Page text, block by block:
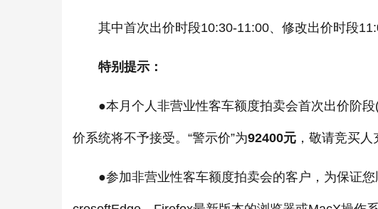
其中首次出价时段10:30-11:00、修改出价时段
特别提示：
●本月个人非营业性客车额度拍卖会首次出价阶段
价系统将不予接受。“警示价”为92400元 ，敬请竞买
●参加非营业性客车额度拍卖会的客户，为保证您